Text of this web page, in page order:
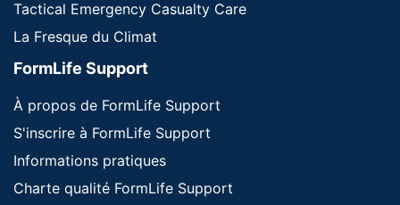
Tactical Emergency Casualty Care
La Fresque du Climat
FormLife Support
À propos de FormLife Support
S'inscrire à FormLife Support
Informations pratiques
Charte qualité FormLife Support